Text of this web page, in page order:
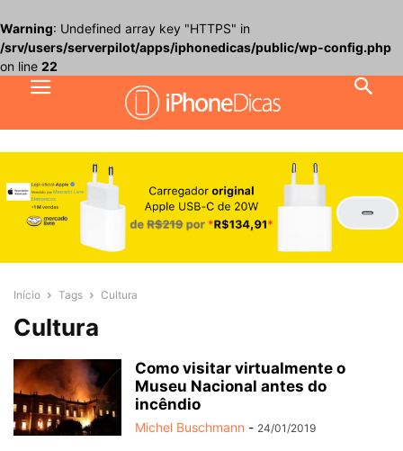
Warning: Undefined array key "HTTPS" in
/srv/users/serverpilot/apps/iphonedicas/public/wp-config.php
on line 22
Início Tags Cultura
Cultura
Como visitar virtualmente o
Museu Nacional antes do
incêndio
Michel Buschmann - 24/01/2019